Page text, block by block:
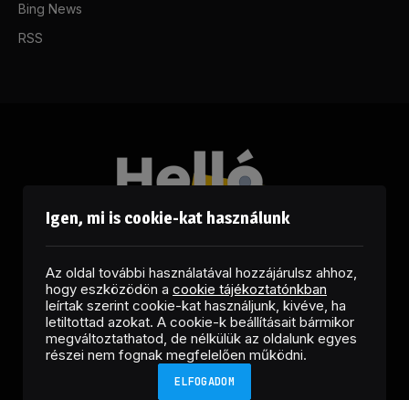
Bing News
RSS
FacebookLinkedInX
(Twitter)
RSS
Igen, mi is cookie-kat használunk
Az oldal további használatával hozzájárulsz ahhoz,
hogy eszközödön a cookie tájékoztatónkban
leírtak szerint cookie-kat használjunk, kivéve, ha
letiltottad azokat. A cookie-k beállításait bármikor
megváltoztathatod, de nélkülük az oldalunk egyes
részei nem fognak megfelelően működni.
ELFOGADOM